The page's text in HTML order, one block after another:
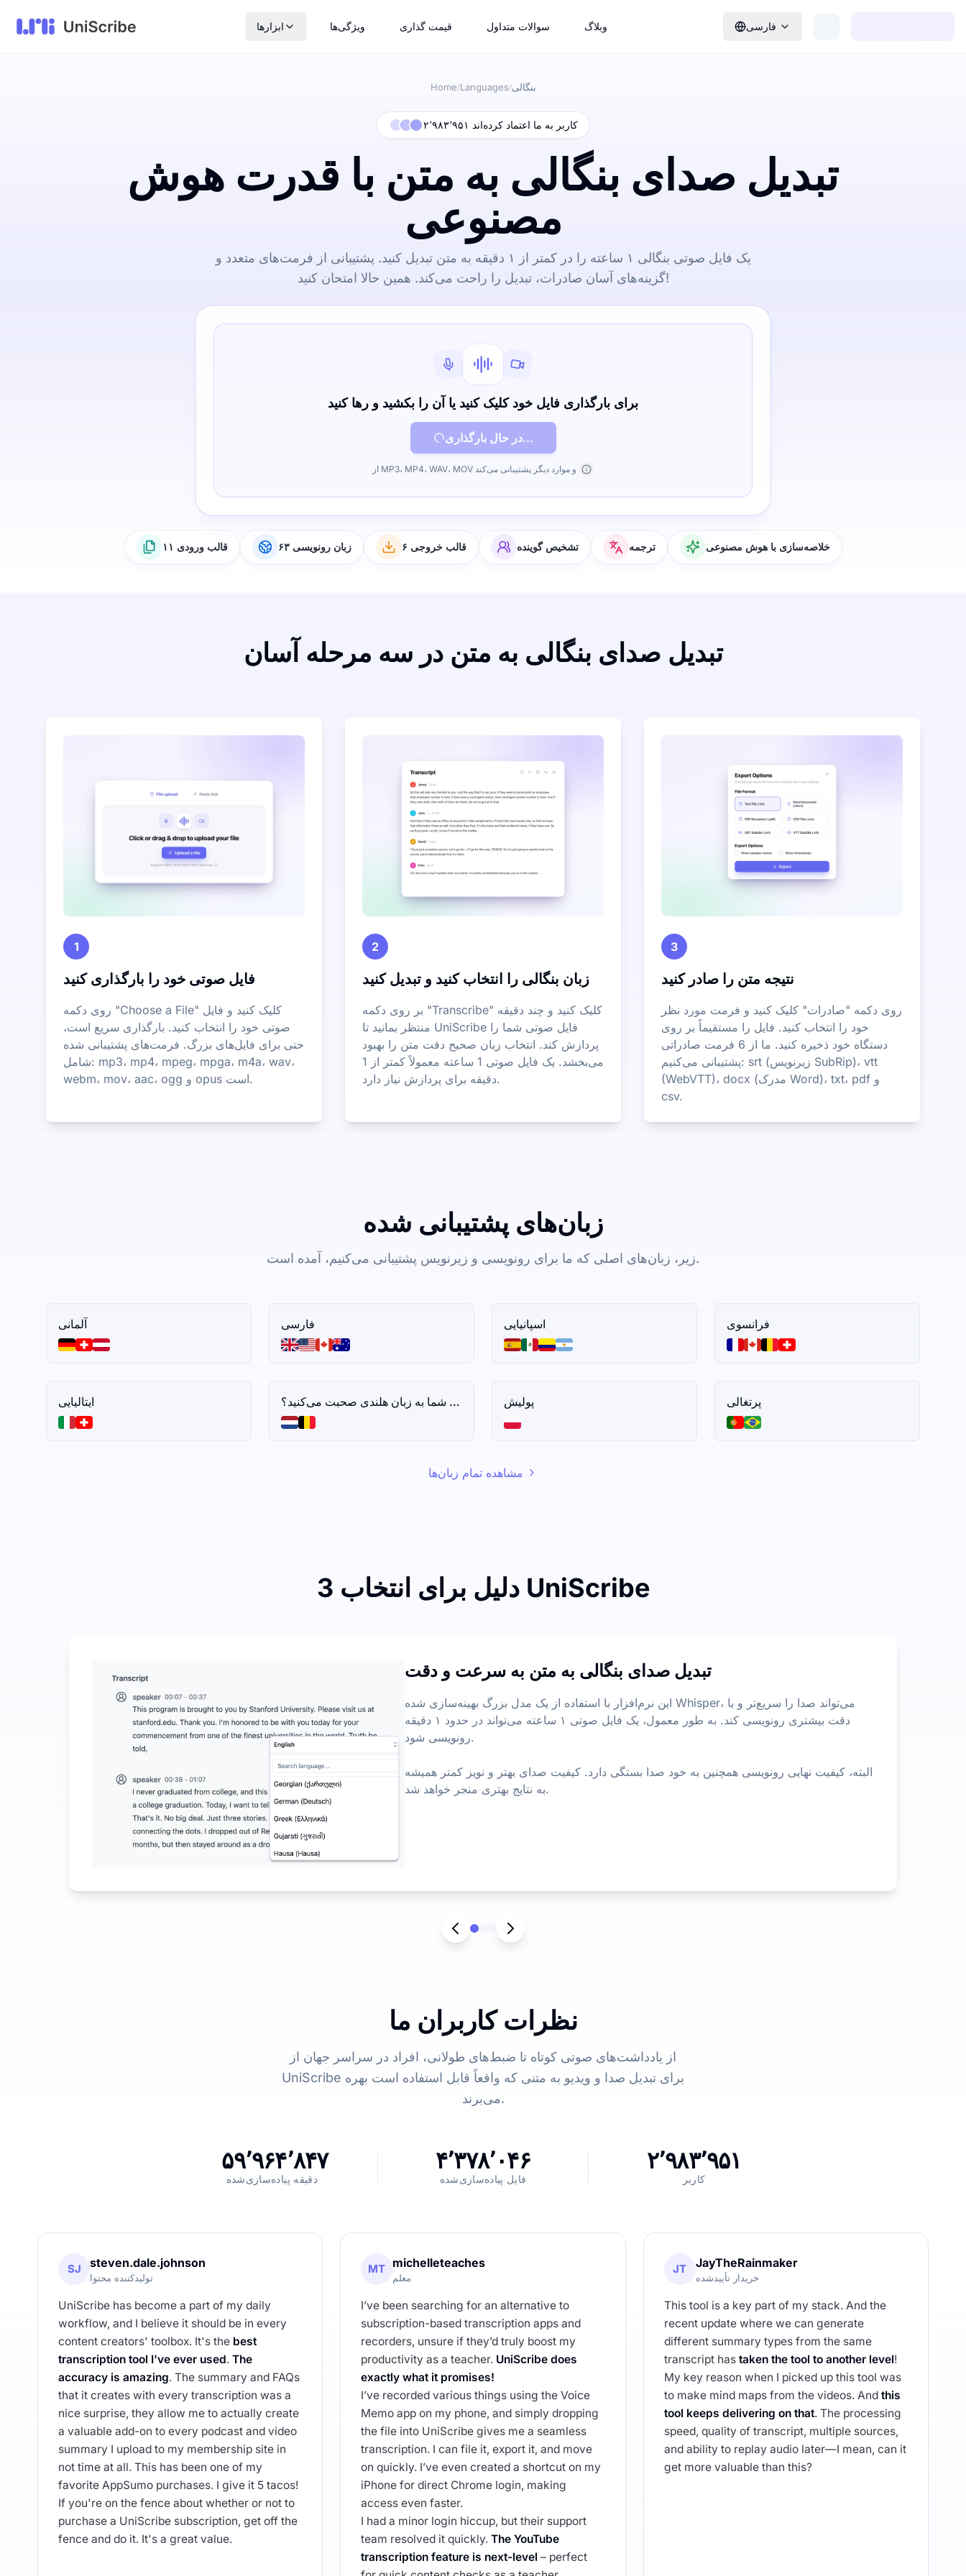
ابزارها ویژگی‌ها قیمت گذاری سوالات متداول وبلاگ فارسی
Home/Languages/بنگالی
۲٬۹۸۳٬۹۵۱ کاربر به ما اعتماد کرده‌اند
تبدیل صدای بنگالی به متن با قدرت هوش
مصنوعی
یک فایل صوتی بنگالی ۱ ساعته را در کمتر از ۱ دقیقه به متن تبدیل کنید. پشتیبانی از فرمت‌های متعدد و
گزینه‌های آسان صادرات، تبدیل را راحت می‌کند. همین حالا امتحان کنید!
برای بارگذاری فایل خود کلیک کنید یا آن را بکشید و رها کنید
در حال بارگذاری...
از MP3، MP4، WAV، MOV و موارد دیگر پشتیبانی می‌کند
۱۱ قالب ورودی ۶۳ زبان رونویسی ۶ قالب خروجی تشخیص گوینده ترجمه خلاصه‌سازی با هوش مصنوعی
تبدیل صدای بنگالی به متن در سه مرحله آسان
1
فایل صوتی خود را بارگذاری کنید
روی دکمه "Choose a File" کلیک کنید و فایل
صوتی خود را انتخاب کنید. بارگذاری سریع است،
حتی برای فایل‌های بزرگ. فرمت‌های پشتیبانی شده
شامل: mp3، mp4، mpeg، mpga، m4a، wav،
webm، mov، aac، ogg و opus است.
2
زبان بنگالی را انتخاب کنید و تبدیل کنید
بر روی دکمه "Transcribe" کلیک کنید و چند دقیقه
منتظر بمانید تا UniScribe فایل صوتی شما را
پردازش کند. انتخاب زبان صحیح دقت متن را بهبود
می‌بخشد. یک فایل صوتی 1 ساعته معمولاً کمتر از 1
دقیقه برای پردازش نیاز دارد.
3
نتیجه متن را صادر کنید
روی دکمه "صادرات" کلیک کنید و فرمت مورد نظر
خود را انتخاب کنید. فایل را مستقیماً بر روی
دستگاه خود ذخیره کنید. ما از 6 فرمت صادراتی
پشتیبانی می‌کنیم: srt (زیرنویس SubRip)، vtt
(WebVTT)، docx (مدرک Word)، txt، pdf و
csv.
زبان‌های پشتیبانی شده
زیر، زبان‌های اصلی که ما برای رونویسی و زیرنویس پشتیبانی می‌کنیم، آمده است.
آلمانی فارسی اسپانیایی فرانسوی
ایتالیایی هل شما به زبان هلندی صحبت می‌کنید؟ پولیش پرتغالی
مشاهده تمام زبان‌ها
3 دلیل برای انتخاب UniScribe
ویژگی‌های بیشتر هوش مصنوعی فراتر از تبدیل صوت به متن در دسترس استتبدیل صدای بنگالی به متن به سرعت و دقت
این نرم‌افزار با استفاده از یک مدل بزرگ بهینه‌سازی شده Whisper، می‌تواند صدا را سریع‌تر و با
دقت بیشتری رونویسی کند. به طور معمول، یک فایل صوتی ۱ ساعته می‌تواند در حدود ۱ دقیقه
رونویسی شود.
البته، کیفیت نهایی رونویسی همچنین به خود صدا بستگی دارد. کیفیت صدای بهتر و نویز کمتر همیشه
به نتایج بهتری منجر خواهد شد.
نظرات کاربران ما
از یادداشت‌های صوتی کوتاه تا ضبط‌های طولانی، افراد در سراسر جهان از
UniScribe برای تبدیل صدا و ویدیو به متنی که واقعاً قابل استفاده است بهره
می‌برند.
۵۹٬۹۶۴٬۸۴۷
دقیقه پیاده‌سازی‌شده
۴٬۳۷۸٬۰۴۶
فایل پیاده‌سازی‌شده
۲٬۹۸۳٬۹۵۱
کاربر
SJ steven.dale.johnson
تولیدکننده محتوا
UniScribe has become a part of my daily
workflow, and I believe it should be in every
content creators' toolbox. It's the best
transcription tool I've ever used. The
accuracy is amazing. The summary and FAQs
that it creates with every transcription was a
nice surprise, they allow me to actually create
a valuable add-on to every podcast and video
summary I upload to my membership site in
not time at all. This has been one of my
favorite AppSumo purchases. I give it 5 tacos!
If you're on the fence about whether or not to
purchase a UniScribe subscription, get off the
fence and do it. It's a great value.
MT michelleteaches
معلم
I’ve been searching for an alternative to
subscription-based transcription apps and
recorders, unsure if they’d truly boost my
productivity as a teacher. UniScribe does
exactly what it promises!
I’ve recorded various things using the Voice
Memo app on my phone, and simply dropping
the file into UniScribe gives me a seamless
transcription. I can file it, export it, and move
on quickly. I’ve even created a shortcut on my
iPhone for direct Chrome login, making
access even faster.
I had a minor login hiccup, but their support
team resolved it quickly.The YouTube
transcription feature is next-level – perfect
JT JayTheRainmaker
خریدار تأییدشده
This tool is a key part of my stack. And the
recent update where we can generate
different summary types from the same
transcript has taken the tool to another level!
My key reason when I picked up this tool was
to make mind maps from the videos. And this
tool keeps delivering on that. The processing
speed, quality of transcript, multiple sources,
and ability to replay audio later—I mean, can it
get more valuable than this?